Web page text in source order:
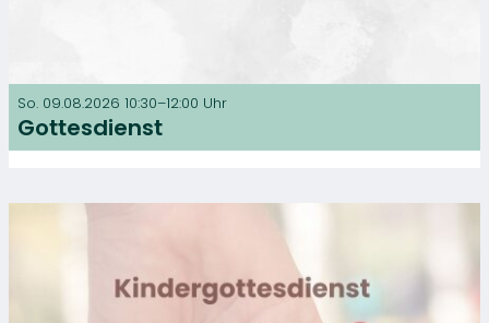
So. 09.08.2026 10:30–12:00 Uhr
Gottesdienst